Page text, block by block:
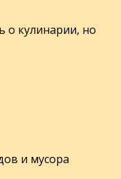
о кулинарии, но
и мусора